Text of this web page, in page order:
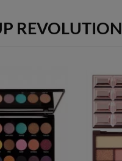
REVOLUTION